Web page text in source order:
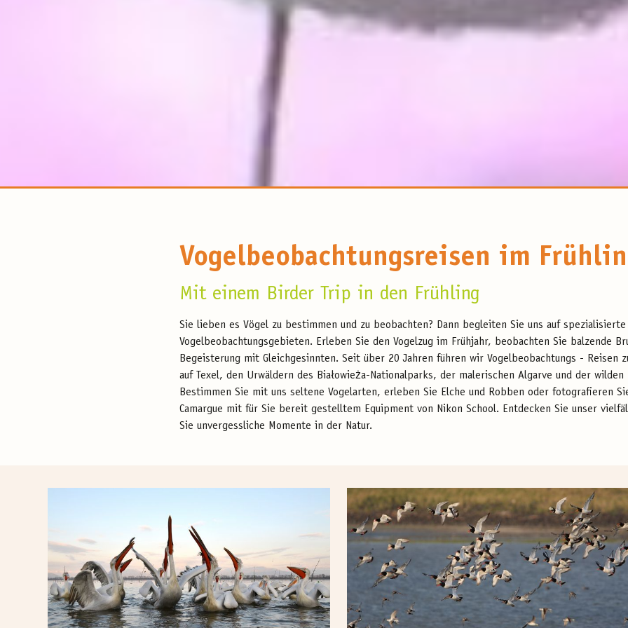
Vogelbeobachtungsreisen im
Mit einem Birder Trip in den Frühling
Sie lieben es Vögel zu bestimmen und zu beobachten? Dann begleiten Sie uns auf
Vogelbeobachtungsgebieten. Erleben Sie den Vogelzug im Frühjahr, beobachten Sie balzende
Begeisterung mit Gleichgesinnten. Seit über 20 Jahren führen wir Vogelbeobachtungs - Reisen
auf Texel, den Urwäldern des Białowieża-Nationalparks, der malerischen Algarve und der wilden
Bestimmen Sie mit uns seltene Vogelarten, erleben Sie Elche und Robben oder fotografieren
Camargue mit für Sie bereit gestelltem Equipment von Nikon School. Entdecken Sie unser
Sie unvergessliche Momente in der Natur.